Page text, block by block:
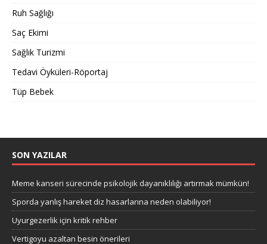
Ruh Sağlığı
Saç Ekimi
Sağlık Turizmi
Tedavi Öyküleri-Röportaj
Tüp Bebek
SON YAZILAR
Meme kanseri sürecinde psikolojik dayanıklılığı artırmak mümkün!
Sporda yanlış hareket diz hasarlarına neden olabiliyor!
Uyurgezerlik için kritik rehber
Vertigoyu azaltan besin önerileri